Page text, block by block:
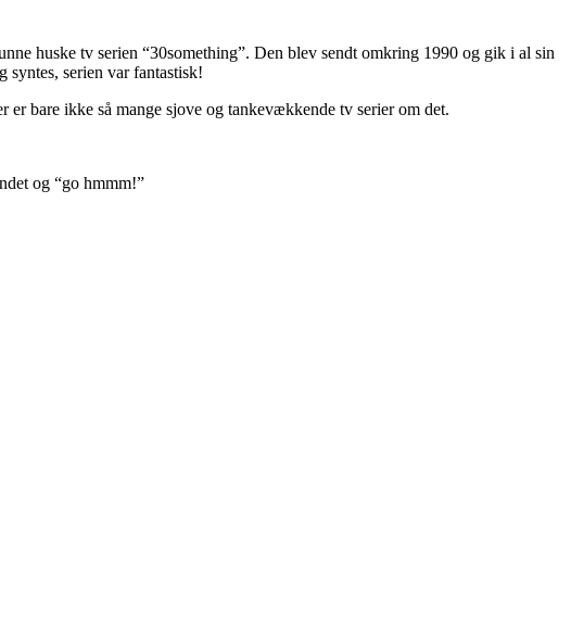
huske tv serien “30something”. Den blev sendt omkring 1990 og gik i al sin
syntes, serien var fantastisk!
bare ikke så mange sjove og tankevækkende tv serier om det.
og “go hmmm!”